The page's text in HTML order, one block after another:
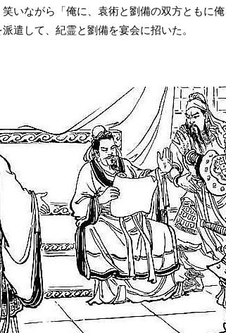
いながら「俺に、袁術と劉備の双方ともに
遣して、紀霊と劉備を宴会に招いた。